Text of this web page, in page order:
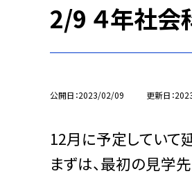
2/9 ４年社会
公開日 2023/02/09 更新日
12月に予定していて
まずは、最初の見学